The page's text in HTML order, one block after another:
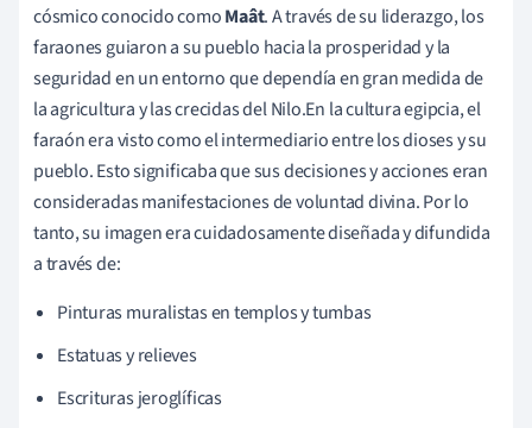
cósmico conocido comoMaât. A través de su liderazgo, los
faraones guiaron a su pueblo hacia la prosperidad y la
seguridad en un entorno que dependía en gran medida de
la agricultura y las crecidas del Nilo.En la cultura egipcia, el
faraón era visto como el intermediario entre los dioses y su
pueblo. Esto significaba que sus decisiones y acciones eran
consideradas manifestaciones de voluntad divina. Por lo
tanto, su imagen era cuidadosamente diseñada y difundida
a través de:
Pinturas muralistas en templos y tumbas
Estatuas y relieves
Escrituras jeroglíficas